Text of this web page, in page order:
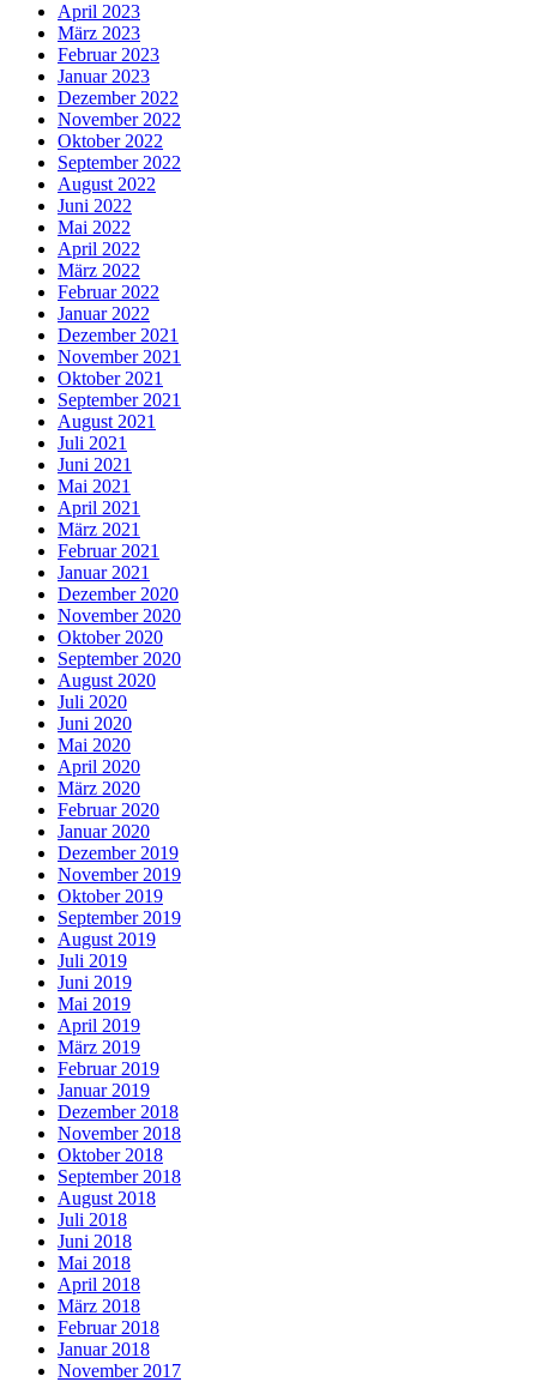
April 2023
März 2023
Februar 2023
Januar 2023
Dezember 2022
November 2022
Oktober 2022
September 2022
August 2022
Juni 2022
Mai 2022
April 2022
März 2022
Februar 2022
Januar 2022
Dezember 2021
November 2021
Oktober 2021
September 2021
August 2021
Juli 2021
Juni 2021
Mai 2021
April 2021
März 2021
Februar 2021
Januar 2021
Dezember 2020
November 2020
Oktober 2020
September 2020
August 2020
Juli 2020
Juni 2020
Mai 2020
April 2020
März 2020
Februar 2020
Januar 2020
Dezember 2019
November 2019
Oktober 2019
September 2019
August 2019
Juli 2019
Juni 2019
Mai 2019
April 2019
März 2019
Februar 2019
Januar 2019
Dezember 2018
November 2018
Oktober 2018
September 2018
August 2018
Juli 2018
Juni 2018
Mai 2018
April 2018
März 2018
Februar 2018
Januar 2018
November 2017